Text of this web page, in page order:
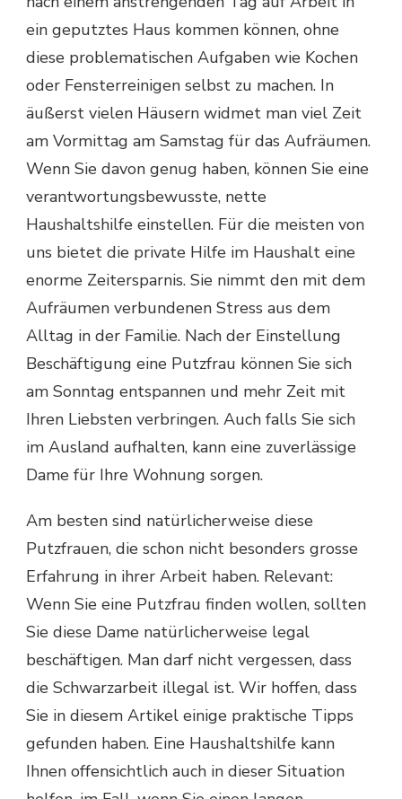
ein geputztes Haus kommen können, ohne
diese problematischen Aufgaben wie Kochen
oder Fensterreinigen selbst zu machen. In
äußerst vielen Häusern widmet man viel Zeit
am Vormittag am Samstag für das Aufräumen.
Wenn Sie davon genug haben, können Sie eine
verantwortungsbewusste, nette
Haushaltshilfe einstellen. Für die meisten von
uns bietet die private Hilfe im Haushalt eine
enorme Zeitersparnis. Sie nimmt den mit dem
Aufräumen verbundenen Stress aus dem
Alltag in der Familie. Nach der Einstellung
Beschäftigung eine Putzfrau können Sie sich
am Sonntag entspannen und mehr Zeit mit
Ihren Liebsten verbringen. Auch falls Sie sich
im Ausland aufhalten, kann eine zuverlässige
Dame für Ihre Wohnung sorgen.
Am besten sind natürlicherweise diese
Putzfrauen, die schon nicht besonders grosse
Erfahrung in ihrer Arbeit haben. Relevant:
Wenn Sie eine Putzfrau finden wollen, sollten
Sie diese Dame natürlicherweise legal
beschäftigen. Man darf nicht vergessen, dass
die Schwarzarbeit illegal ist. Wir hoffen, dass
Sie in diesem Artikel einige praktische Tipps
gefunden haben. Eine Haushaltshilfe kann
Ihnen offensichtlich auch in dieser Situation